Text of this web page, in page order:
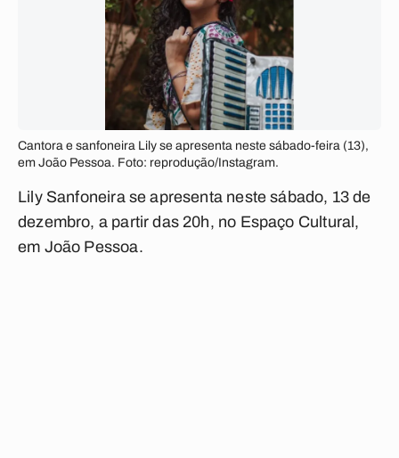
Cantora e sanfoneira Lily se apresenta neste sábado-feira (13),
em João Pessoa. Foto: reprodução/Instagram.
Lily Sanfoneira se apresenta neste sábado, 13 de
dezembro, a partir das 20h, no Espaço Cultural,
em João Pessoa.